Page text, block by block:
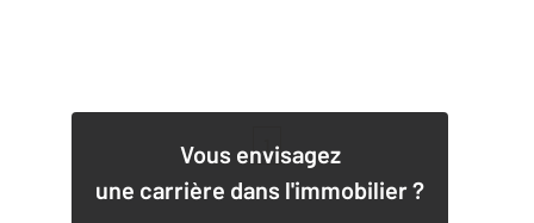
Vous envisagez
une carrière dans l'immobilier ?
1